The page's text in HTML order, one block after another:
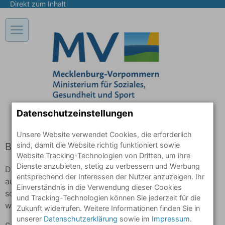
Direkt zum Inhalt
Hauptnavigation in der mobilen Ansicht öffnen/schliessen
Beratung und Selbsthilfe
Das deutsche Gesundheitssystem besteht nicht
ausschließlich aus Arztpraxen und Krankenhäusern,
sondern wird auch durch niedrigschwellige Angebote
wie Selbsthilfegruppen und Beratungsstellen gestützt.
Datenschutzeinstellungen
Unsere Website verwendet Cookies, die erforderlich
sind, damit die Website richtig funktioniert sowie
Website Tracking-Technologien von Dritten, um ihre
Dienste anzubieten, stetig zu verbessern und Werbung
entsprechend der Interessen der Nutzer anzuzeigen. Ihr
Einverständnis in die Verwendung dieser Cookies
und Tracking-Technologien können Sie jederzeit für die
Zukunft widerrufen. Weitere Informationen finden Sie in
unserer Datenschutzerklärung sowie im Impressum.